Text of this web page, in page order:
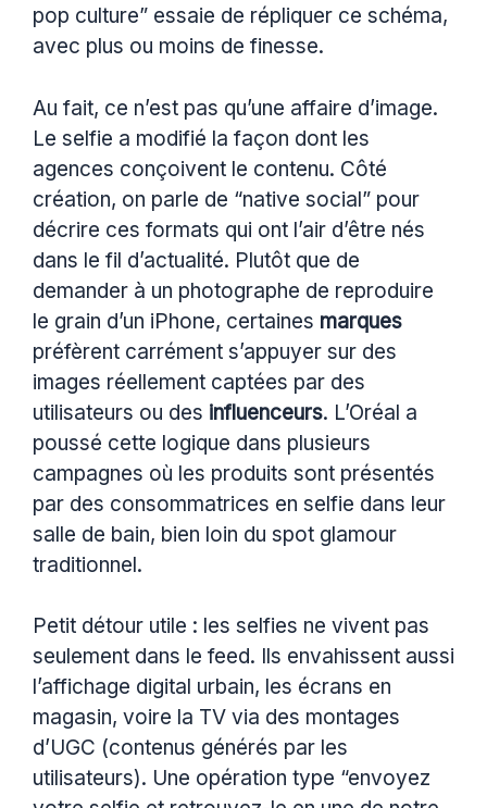
pop culture” essaie de répliquer ce schéma,
avec plus ou moins de finesse.
Au fait, ce n’est pas qu’une affaire d’image.
Le selfie a modifié la façon dont les
agences conçoivent le contenu. Côté
création, on parle de “native social” pour
décrire ces formats qui ont l’air d’être nés
dans le fil d’actualité. Plutôt que de
demander à un photographe de reproduire
le grain d’un iPhone, certaines marques
préfèrent carrément s’appuyer sur des
images réellement captées par des
utilisateurs ou des influenceurs. L’Oréal a
poussé cette logique dans plusieurs
campagnes où les produits sont présentés
par des consommatrices en selfie dans leur
salle de bain, bien loin du spot glamour
traditionnel.
Petit détour utile : les selfies ne vivent pas
seulement dans le feed. Ils envahissent aussi
l’affichage digital urbain, les écrans en
magasin, voire la TV via des montages
d’UGC (contenus générés par les
utilisateurs). Une opération type “envoyez